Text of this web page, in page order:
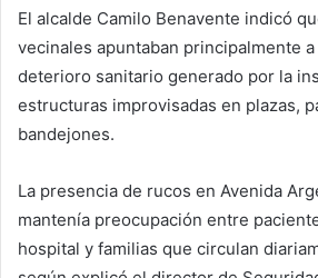
El alcalde Camilo Benavente indicó
vecinales apuntaban principalmente
deterioro sanitario generado por la
estructuras improvisadas en plazas,
bandejones.
La presencia de rucos en Avenida
mantenía preocupación entre
hospital y familias que circulan